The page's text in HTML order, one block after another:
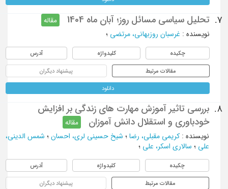
7. تحلیل سیاسی مسائل روز؛ آبان ماه 1404
مقاله
نویسنده: غرسبان روزبهانی، مرتضی ؛
چکیده کلیدواژه آدرس
مقالات مرتبط پیشنهاد دیگران
دانلود
8.
بررسی تاثیر آموزش مهارت های زندگی بر افزایش
خودباوری و استقلال دانش آموزان
مقاله
نویسنده: کریمی مقبلی، رضا؛ شیخ حسینی لری، احسان؛ شمس الدینی،
علی ؛ سالاری اسکر، علی ؛
چکیده کلیدواژه آدرس
مقالات مرتبط پیشنهاد دیگران